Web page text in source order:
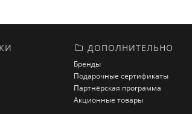
ДОПОЛНИТЕЛЬНО
Бренды
Подарочные сертификаты
Партнёрская программа
Акционные товары